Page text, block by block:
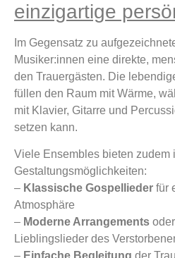
einzigartige
Im Gegensatz zu
Musiker:innen eine direkte,
den Trauergästen. Die
füllen den Raum mit Wärme,
mit Klavier, Gitarre und
setzen kann.
Viele Ensembles bieten zudem
Gestaltungsmöglichkeiten:
– Klassische Gospellieder für
Atmosphäre
– Moderne Arrangements
Lieblingslieder des